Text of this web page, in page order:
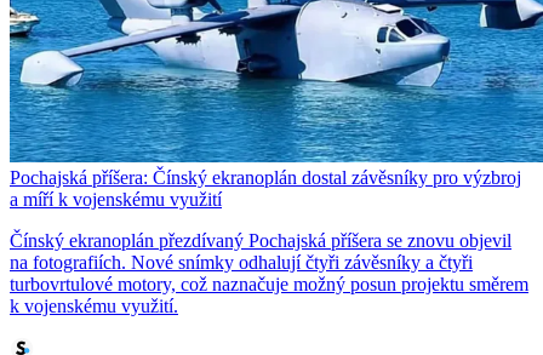
Pochajská příšera: Čínský ekranoplán dostal závěsníky pro výzbroj
a míří k vojenskému využití
Čínský ekranoplán přezdívaný Pochajská příšera se znovu objevil
na fotografiích. Nové snímky odhalují čtyři závěsníky a čtyři
turbovrtulové motory, což naznačuje možný posun projektu směrem
k vojenskému využití.